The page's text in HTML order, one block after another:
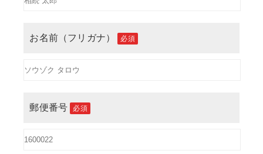
お名前（フリガナ） 必須
郵便番号 必須